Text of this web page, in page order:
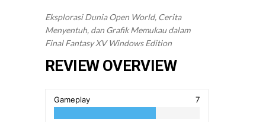
Eksplorasi Dunia Open World, Cerita
Menyentuh, dan Grafik Memukau dalam
Final Fantasy XV Windows Edition
REVIEW OVERVIEW
Gameplay 7